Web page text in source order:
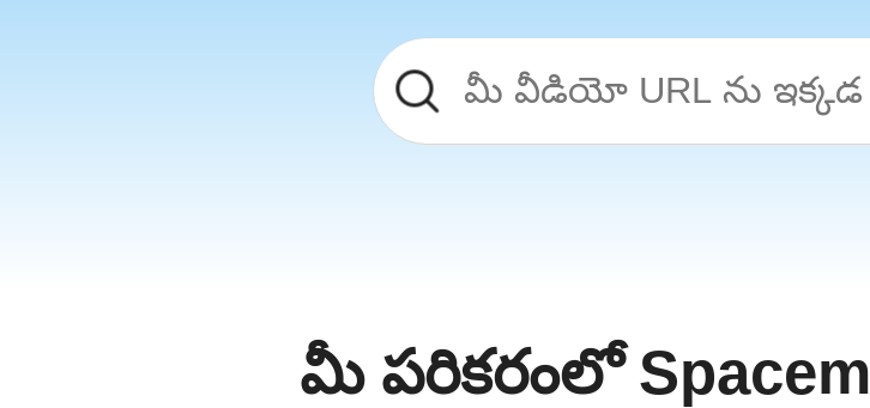
العربية
Malaysia
Việt Nam
మీ పరికరంలో